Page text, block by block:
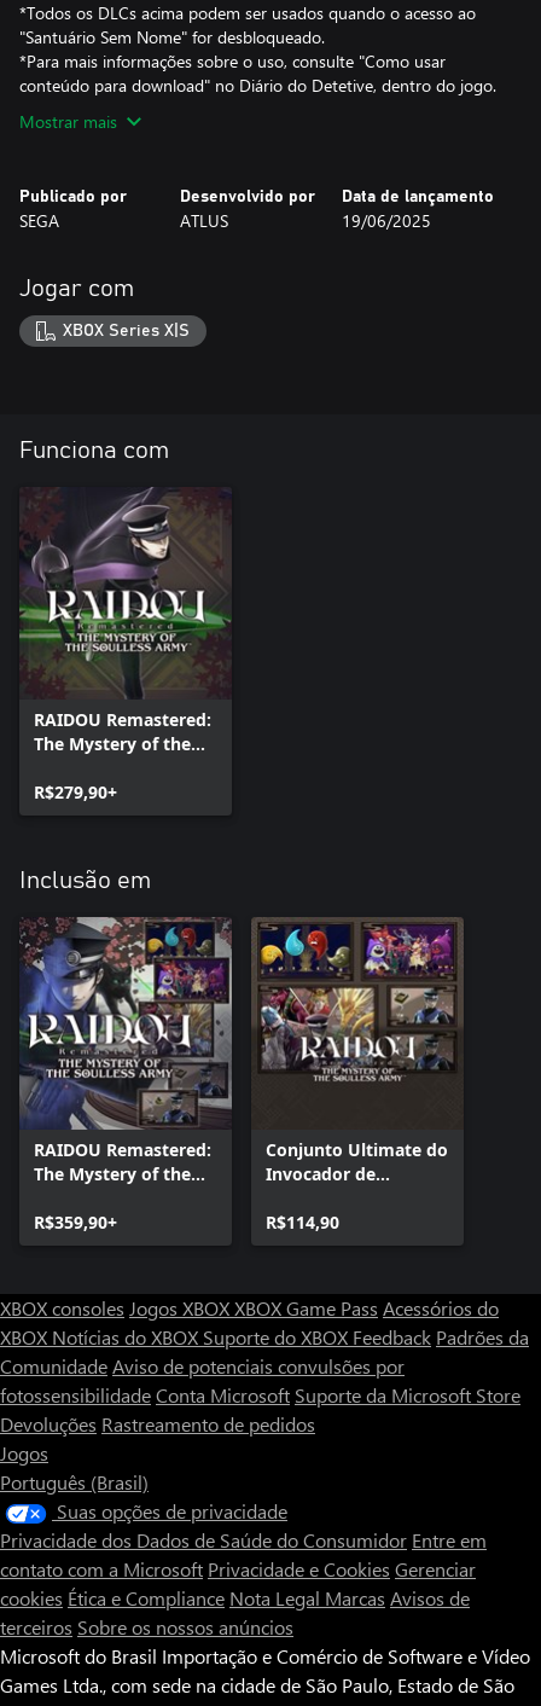
*Todos os DLCs acima podem ser usados quando o acesso ao
"Santuário Sem Nome" for desbloqueado.
*Para mais informações sobre o uso, consulte "Como usar
conteúdo para download" no Diário do Detetive, dentro do jogo.
Mostrar mais
Publicado por
SEGA
Desenvolvido por
ATLUS
Data de lançamento
19/06/2025
Jogar com
XBOX Series X|S
Funciona com
RAIDOU Remastered:
The Mystery of the
R$279,90+
Inclusão em
RAIDOU Remastered:
The Mystery of the
Edição Digital Deluxe
R$359,90+
Conjunto Ultimate do
Invocador de
R$114,90
XBOX consoles Jogos XBOXXBOX Game Pass Acessórios do
XBOX Notícias do XBOX Suporte do XBOX Feedback Padrões da
ComunidadeAviso de potenciais convulsões por
fotossensibilidadeConta Microsoft Suporte da Microsoft Store
Devoluções Rastreamento de pedidos
Jogos
Português (Brasil)
Suas opções de privacidade
Privacidade dos Dados de Saúde do Consumidor Entre em
contato com a Microsoft Privacidade e Cookies Gerenciar
cookies Ética e Compliance Nota Legal Marcas Avisos de
terceiros Sobre os nossos anúncios
Microsoft do Brasil Importação e Comércio de Software e Vídeo
Games Ltda., com sede na cidade de São Paulo, Estado de São